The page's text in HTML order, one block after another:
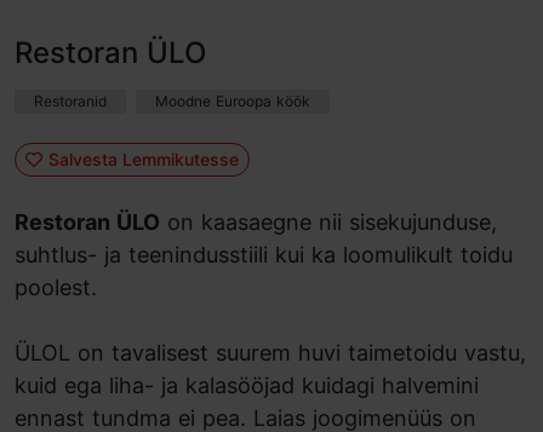
Restoran ÜLO
Restoranid Moodne Euroopa köök
Salvesta Lemmikutesse
Restoran ÜLO on kaasaegne nii sisekujunduse,
suhtlus- ja teenindusstiili kui ka loomulikult toidu
poolest.
ÜLOL on tavalisest suurem huvi taimetoidu vastu,
kuid ega liha- ja kalasööjad kuidagi halvemini
ennast tundma ei pea. Laias joogimenüüs on